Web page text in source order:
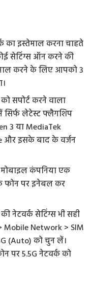
का इस्तेमाल करना चाहते
सेटिंग्स ऑन करने की
करने के लिए आपको 3
सपोर्ट करने वाला
सिर्फ लेटेस्ट फ्लैगशिप
3 या MediaTek
और इसके बाद के वर्जन
कंपनिया एक
पर इनेबल कर
नेटवर्क सेटिंग्स भी सही
Mobile Network > SIM
(Auto) को चुन लें।
पर 5.5G नेटवर्क को